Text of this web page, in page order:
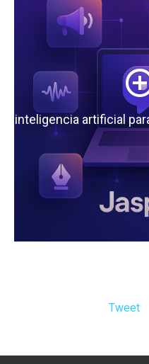
la inteligencia artificial
Tweet